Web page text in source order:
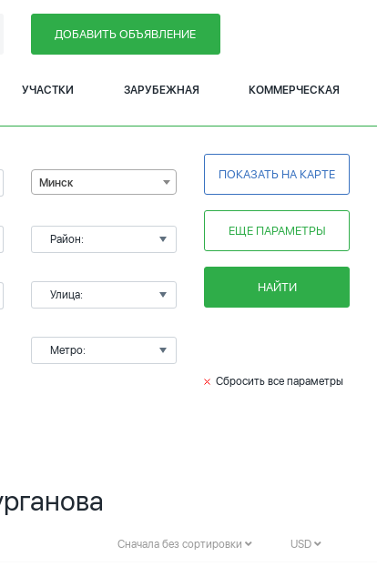
ДОБАВИТЬ ОБЪЯВЛЕНИЕ
УЧАСТКИ ЗАРУБЕЖНАЯ КОММЕРЧЕСКАЯ
Минск
Район:
Улица:
Метро:
ПОКАЗАТЬ НА КАРТЕ
ЕЩЕ ПАРАМЕТРЫ
НАЙТИ
Сбросить все параметры
Сначала без сортировки USD